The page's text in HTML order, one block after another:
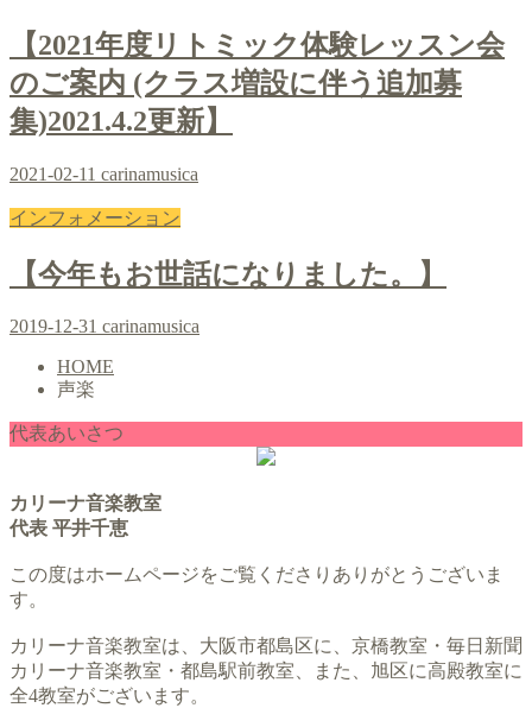
【2021年度リトミック体験レッスン会
のご案内 (クラス増設に伴う追加募
集)2021.4.2更新】
2021-02-11 carinamusica
インフォメーション
【今年もお世話になりました。】
2019-12-31 carinamusica
HOME
声楽
代表あいさつ
カリーナ音楽教室
代表 平井千恵
この度はホームページをご覧くださりありがとうございま
す。
カリーナ音楽教室は、大阪市都島区に、京橋教室・毎日新聞
カリーナ音楽教室・都島駅前教室、また、旭区に高殿教室に
全4教室がございます。